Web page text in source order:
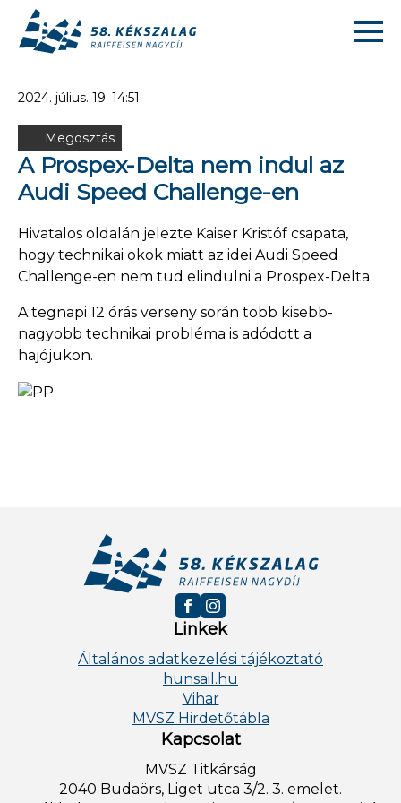
2024. július. 19. 14:51
Megosztás
A Prospex-Delta nem indul az
Audi Speed Challenge-en
Hivatalos oldalán jelezte Kaiser Kristóf csapata,
hogy technikai okok miatt az idei Audi Speed
Challenge-en nem tud elindulni a Prospex-Delta.
A tegnapi 12 órás verseny során több kisebb-
nagyobb technikai probléma is adódott a
hajójukon.
Linkek
Általános adatkezelési tájékoztató
hunsail.hu
Vihar
MVSZ Hirdetőtábla
Kapcsolat
MVSZ Titkárság
2040 Budaörs, Liget utca 3/2. 3. emelet.